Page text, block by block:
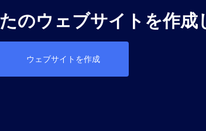
のウェブサイトを作成
ウェブサイトを作成